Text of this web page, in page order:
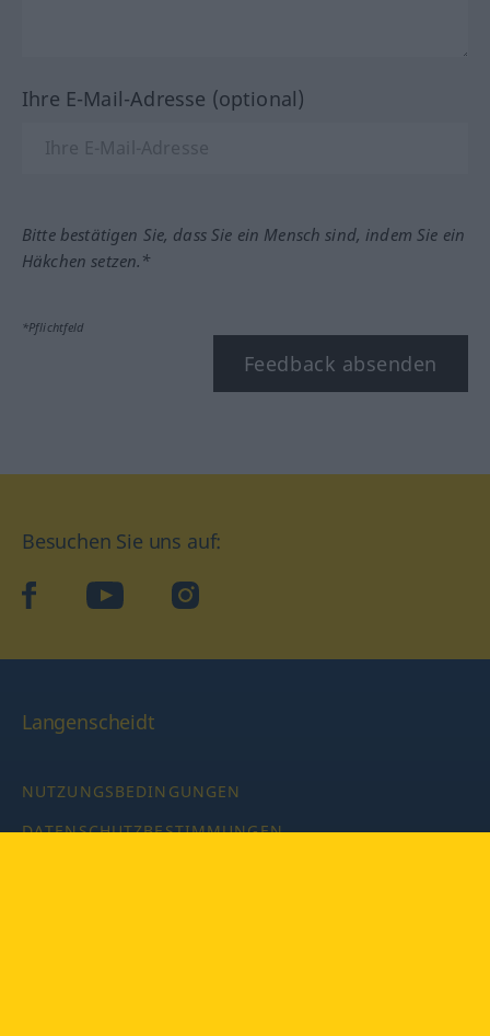
Ihre E-Mail-Adresse (optional)
Bitte bestätigen Sie, dass Sie ein Mensch sind, indem Sie ein
Häkchen setzen.*
*Pflichtfeld
Feedback absenden
Besuchen Sie uns auf:
facebookYouTube Instagram
Langenscheidt
NUTZUNGSBEDINGUNGEN
DATENSCHUTZBESTIMMUNGEN